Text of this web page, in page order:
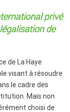
privé
de
de La Haye
visant à résoudre
le cadre des
Mais non
choisi de